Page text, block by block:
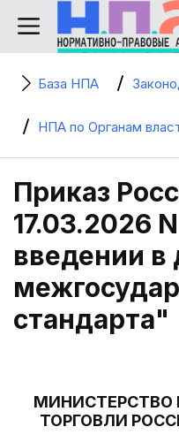
База НПА
НПА по Органам
Приказ
17.03.2026
введении в
стандарта"
ТОРГОВЛИ